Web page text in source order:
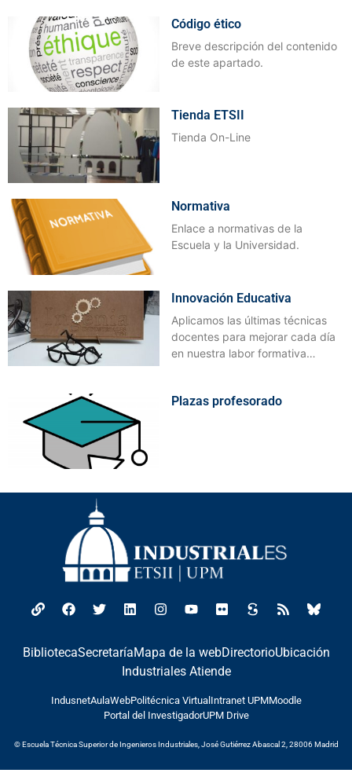
Código ético
Breve descripción del contenido
de este apartado.
Tienda ETSII
Tienda On-Line
Normativa
Enlace a normativas de la
Escuela y la Universidad.
Innovación Educativa
Aplicamos las últimas técnicas
docentes para mejorar cada día
en nuestra labor formativa…
Plazas profesorado
BibliotecaSecretaríaMapa de la webDirectorioUbicación
Industriales Atiende
IndusnetAulaWebPolitécnica Virtual Intranet UPMMoodle
Portal del InvestigadorUPM Drive
© Escuela Técnica Superior de Ingenieros Industriales, José Gutiérrez Abascal 2, 28006 Madrid